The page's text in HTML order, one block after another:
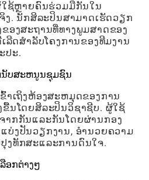
ຊ້ຫຼາຍຄົນຮ່ວມມືກັນໃນ
ງ. ນັກສິລະປິນສາມາດເຮັດວຽກ
ອງສະຖານທີ່ທາງພູມສາດຂອງ
ລີດສໍາລັບໂຄງການຂອງທີມງານ
ປະ.
ບສະຫນູນຊຸມຊົນ
າເຖິງຫ້ອງສະຫມຸດຂອງການ
ນໂດຍສິລະປິນວິຊາຊີບ. ຜູ້ໃຊ້
າກກັນແລະກັນໂດຍຜ່ານກອງ
ບ່ງປັນວຽກງານ, ອໍານວຍຄວາມ
ງທັກສະແລະການດົນໃຈ.
ອກຕ່າງໆ